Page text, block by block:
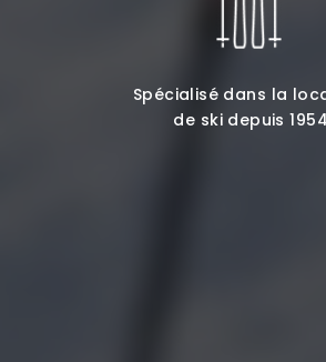
Spécialisé dans la
de ski depuis 1954